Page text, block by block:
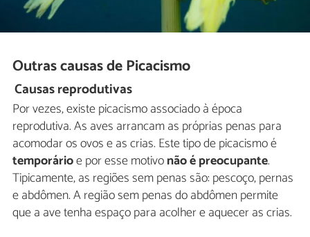
Outras causas de Picacismo
Causas reprodutivas
Por vezes, existe picacismo associado à época
reprodutiva. As aves arrancam as próprias penas para
acomodar os ovos e as crias. Este tipo de picacismo é
temporárioe por esse motivonão é preocupante.
Tipicamente, as regiões sem penas são: pescoço, pernas
e abdômen. A região sem penas do abdômen permite
que a ave tenha espaço para acolher e aquecer as crias.